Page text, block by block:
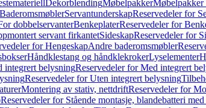
DekorblendingMøbelpakkerMøbelpakker
BaderomsmøblerServantunderskapReservedeler for
dobbelservanterBenkeplaterReservedeler for
servant firkantetSideskapReservedeler for
for HengeskapAndre baderomsmøbler
Håndklestang og håndklekrokerLyselementer
integrert belysningReservedeler for Med integrert
Reservedeler for Uten integrert belysning
Montering av stativ, nettdriftReservedeler for
Reservedeler for Stående montasje, blandebatteri